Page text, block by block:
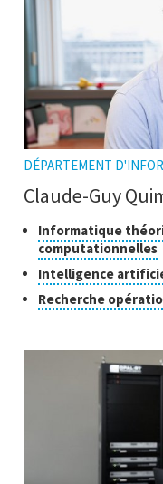
DÉPARTEMENT
Claude-Guy
Classes
recherche
Informatique
computationnelles
Intelligence
Recherche